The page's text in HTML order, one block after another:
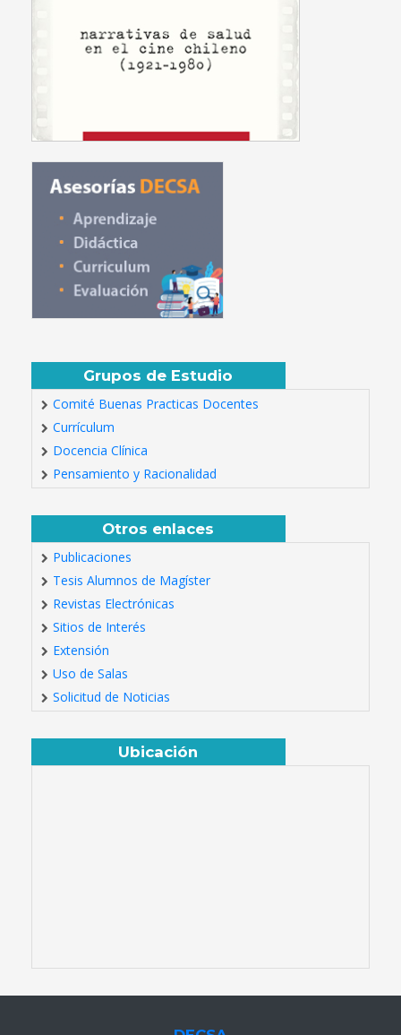
Grupos de Estudio
Comité Buenas Practicas Docentes
Currículum
Docencia Clínica
Pensamiento y Racionalidad
Otros enlaces
Publicaciones
Tesis Alumnos de Magíster
Revistas Electrónicas
Sitios de Interés
Extensión
Uso de Salas
Solicitud de Noticias
Ubicación